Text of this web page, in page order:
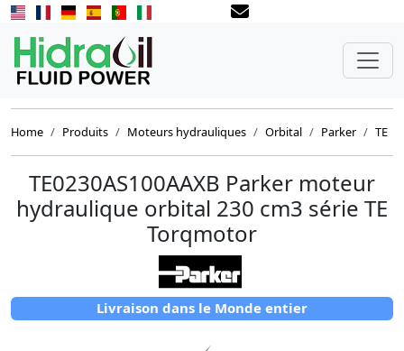
Home Produits Moteurs hydrauliques Orbital Parker TE
TE0230AS100AAXB Parker moteur
hydraulique orbital 230 cm3 série TE
Torqmotor
Livraison dans le Monde entier